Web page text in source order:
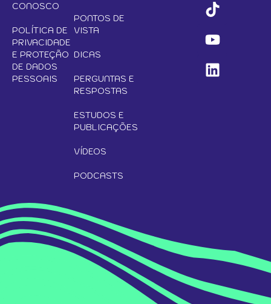
CONOSCO
POLÍTICA DE
PRIVACIDADE
E PROTEÇÃO
DE DADOS
PESSOAIS
PONTOS DE
VISTA
DICAS
PERGUNTAS E
RESPOSTAS
ESTUDOS E
PUBLICAÇÕES
VÍDEOS
PODCASTS